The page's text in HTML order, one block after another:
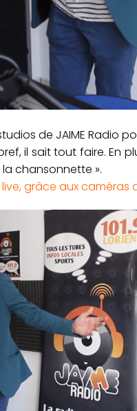
de JAIME Radio
il sait tout faire. En
la chansonnette ».
grâce aux caméras